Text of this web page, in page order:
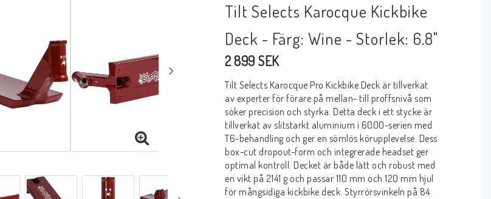
Tilt Selects Karocque Kickbike
Deck - Färg: Wine - Storlek: 6.8"
2 899 SEK
Tilt Selects Karocque Pro Kickbike Deck är tillverkat
av experter för förare på mellan- till proffsnivå som
söker precision och styrka. Detta deck i ett stycke är
tillverkat av slitstarkt aluminium i 6000-serien med
T6-behandling och ger en sömlös körupplevelse. Dess
box-cut dropout-form och integrerade headset ger
optimal kontroll. Decket är både lätt och robust med
en vikt på 2141 g och passar 110 mm och 120 mm hjul
för mångsidiga kickbike deck. Styrrörsvinkeln på 84